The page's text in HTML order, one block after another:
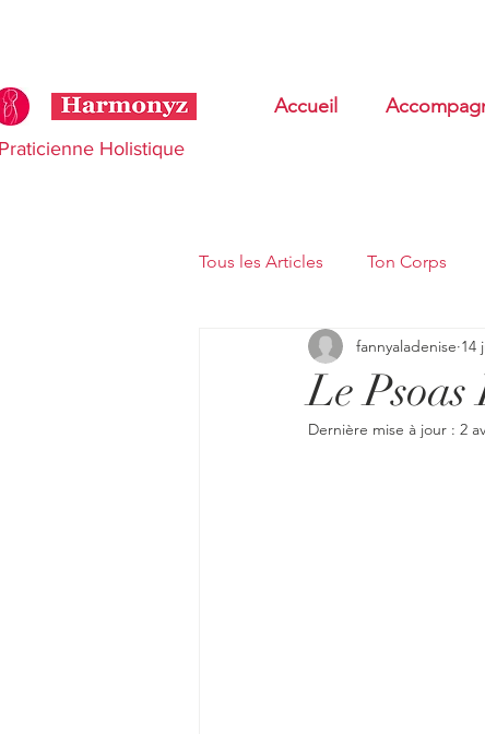
Accueil
Holistique
Tous les Articles Ton Corps
Thérapie Cranio Sacrée
Entrepreneur du bien être
Le
fannyaladenise 14
Dernière mise à jour : 2